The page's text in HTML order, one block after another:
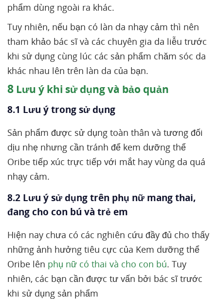
phẩm dùng ngoài ra khác.
Tuy nhiên, nếu bạn có làn da nhạy cảm thì nên
tham khảo bác sĩ và các chuyên gia da liễu trước
khi sử dụng cùng lúc các sản phẩm chăm sóc da
khác nhau lên trên làn da của bạn.
8 Lưu ý khi sử dụng và bảo quản
8.1 Lưu ý trong sử dụng
Sản phẩm được sử dụng toàn thân và tương đối
dịu nhẹ nhưng cần tránh để kem dưỡng thể
Oribe tiếp xúc trực tiếp với mắt hay vùng da quá
nhạy cảm.
8.2 Lưu ý sử dụng trên phụ nữ mang thai,
đang cho con bú và trẻ em
Hiện nay chưa có các nghiên cứu đầy đủ cho thấy
những ảnh hưởng tiêu cực của Kem dưỡng thể
Oribe lên phụ nữ có thai và cho con bú. Tuy
nhiên, các bạn cần được tư vấn bởi bác sĩ trước
khi sử dụng sản phẩm